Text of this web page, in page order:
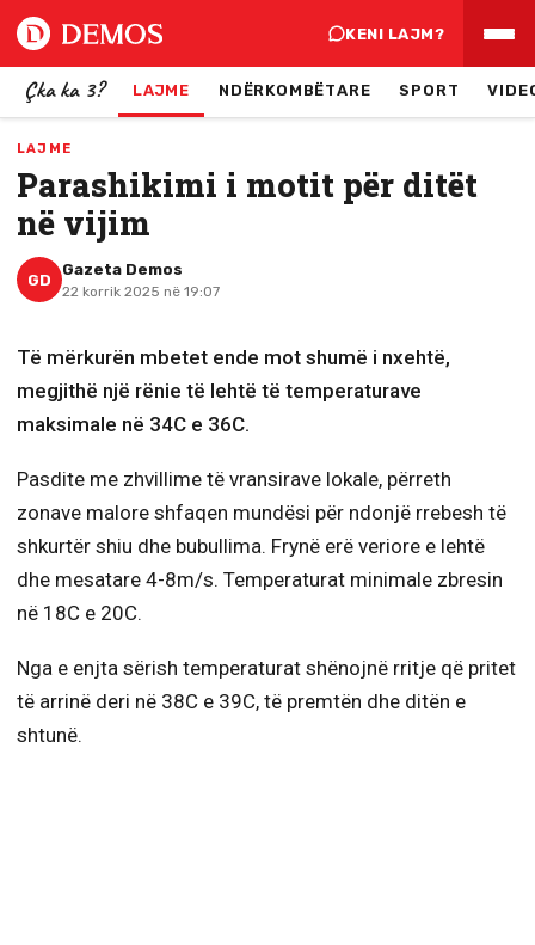
KENI LAJM?
Çka ka 3? LAJME NDËRKOMBËTARE SPORT
LAJME
Parashikimi i motit për ditët
në vijim
GD
Gazeta Demos
22 korrik 2025 në 19:07
Të mërkurën mbetet ende mot shumë i nxehtë,
megjithë një rënie të lehtë të temperaturave
maksimale në 34C e 36C.
Pasdite me zhvillime të vransirave lokale, përreth
zonave malore shfaqen mundësi për ndonjë rrebesh të
shkurtër shiu dhe bubullima. Frynë erë veriore e lehtë
dhe mesatare 4-8m/s. Temperaturat minimale zbresin
në 18C e 20C.
Nga e enjta sërish temperaturat shënojnë rritje që pritet
të arrinë deri në 38C e 39C, të premtën dhe ditën e
shtunë.